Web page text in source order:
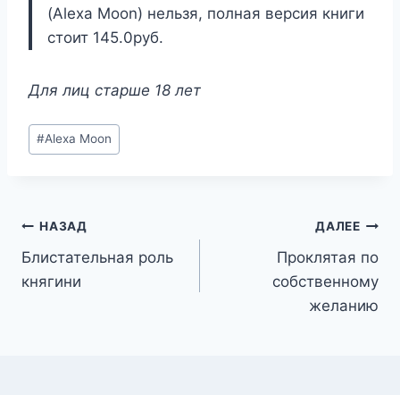
(Alexa Moon) нельзя, полная версия книги
стоит 145.0руб.
Для лиц старше 18 лет
Метки
записи:
#Alexa Moon
Навигация
по
НАЗАД
Блистательная роль
княгини
ДАЛЕЕ
Проклятая по
собственному
желанию